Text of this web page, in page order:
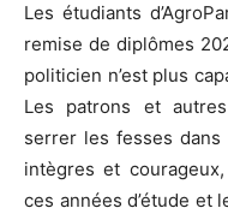
Les étudiants
remise de diplômes
politicien n’est plus
Les patrons et
serrer les fesses
intègres et
ces années d’étude et